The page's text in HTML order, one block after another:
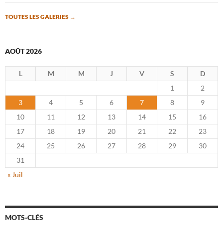
TOUTES LES GALERIES →
AOÛT 2026
L M M J V S
D
1
2
3
4 5 6 7 8
9
10
11 12 13 14 15
16
17
18 19 20 21 22
23
24
25 26 27 28 29
30
31
« Juil
MOTS-CLÉS